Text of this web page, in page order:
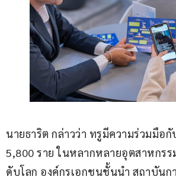
นายธาริต กล่าวว่า ทรูมีความร่วมมือ
5,800 ราย ในหลากหลายอุตสาหกร
ดับโลก องค์กรเอกชนชั้นนำ สถาบัน